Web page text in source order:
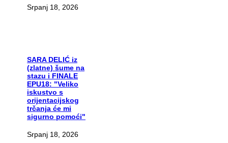
Srpanj 18, 2026
SARADELIĆ iz
(zlatne) šume na
stazu i FINALE
EPU18: "Veliko
iskustvo s
orijentacijskog
trčanja će mi
sigurno pomoći"
Srpanj 18, 2026